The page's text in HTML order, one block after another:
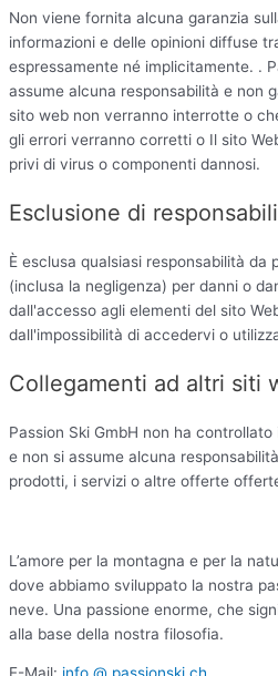
Non viene fornita alcuna garanzia
informazioni e delle opinioni diffuse
espressamente né implicitamente. .
assume alcuna responsabilità e non
sito web non verranno interrotte o
gli errori verranno corretti o Il sito
privi di virus o componenti dannosi.
Esclusione di
È esclusa qualsiasi responsabilità da
(inclusa la negligenza) per danni o
dall'accesso agli elementi del sito
dall'impossibilità di accedervi o
Collegamenti ad altri siti
Passion Ski GmbH non ha
e non si assume alcuna
prodotti, i servizi o altre offerte
L’amore per la montagna e per la
dove abbiamo sviluppato la nostra
neve. Una passione enorme, che
alla base della nostra filosofia.